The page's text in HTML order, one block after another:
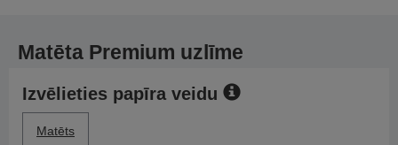
Matēta Premium uzlīme
Izvēlieties papīra veidu
Matēts